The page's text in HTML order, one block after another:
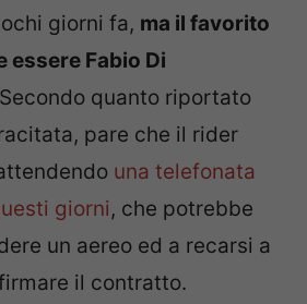
giorni fa, ma il favorito
essere Fabio Di
quanto riportato
pare che il rider
una telefonata
giorni, che potrebbe
un aereo ed a recarsi a
il contratto.